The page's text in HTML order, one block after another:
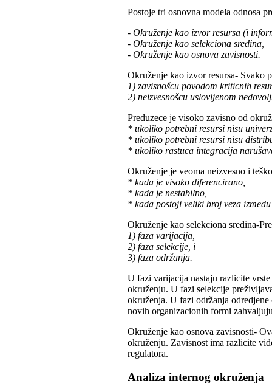
Postoje tri osnovna modela odnosa
- Okruženje kao izvor resursa (i
- Okruženje kao selekciona sredina,
- Okruženje kao osnova zavisnosti.
Okruženje kao izvor resursa- Svako
1) zavisnošcu povodom kriticnih
2) neizvesnošcu uslovljenom
Preduzece je visoko zavisno od
* ukoliko potrebni resursi nisu
* ukoliko potrebni resursi nisu
* ukoliko rastuca integracija
Okruženje je veoma neizvesno i
* kada je visoko diferencirano,
* kada je nestabilno,
* kada postoji veliki broj veza
Okruženje kao selekciona sredina-
1) faza varijacija,
2) faza selekcije, i
3) faza održanja.
U fazi varijacija nastaju razlicite
okruženju. U fazi selekcije
okruženja. U fazi održanja
novih organizacionih formi
Okruženje kao osnova zavisnosti-
okruženju. Zavisnost ima razlicite
regulatora.
Analiza internog okruženja